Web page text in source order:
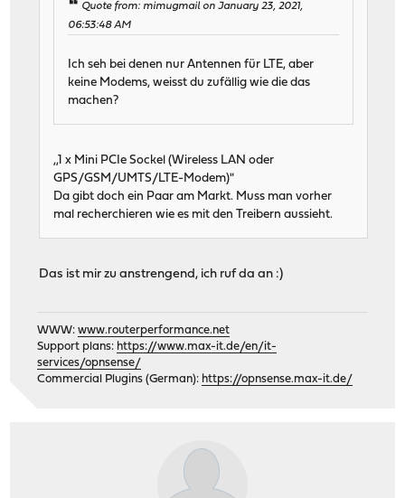
Quote from: mimugmail on January 23, 2021,
06:53:48 AM
Ich seh bei denen nur Antennen für LTE, aber
keine Modems, weisst du zufällig wie die das
machen?
,,1 x Mini PCIe Sockel (Wireless LAN oder
GPS/GSM/UMTS/LTE-Modem)"
Da gibt doch ein Paar am Markt. Muss man vorher
mal recherchieren wie es mit den Treibern aussieht.
Das ist mir zu anstrengend, ich ruf da an :)
WWW:www.routerperformance.net
Support plans: https://www.max-it.de/en/it-
services/opnsense/
Commercial Plugins (German): https://opnsense.max-it.de/